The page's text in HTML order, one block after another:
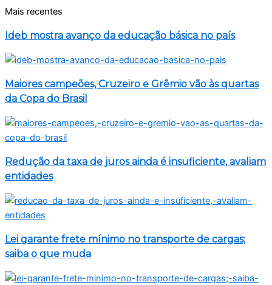
Mais recentes
Ideb mostra avanço da educação básica no país
Maiores campeões, Cruzeiro e Grêmio vão às quartas
da Copa do Brasil
Redução da taxa de juros ainda é insuficiente, avaliam
entidades
Lei garante frete mínimo no transporte de cargas;
saiba o que muda